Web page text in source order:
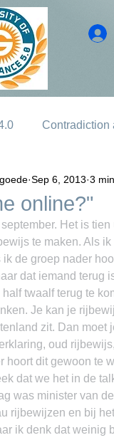
Contradiction
online?"
Sep 6, 2013 3
Het is
te maken. Als
ik de groep nader
dat iemand terug
half twaalf terug te
Je kan je
zit. Dan moet
oud
hoort dit gewoon te
dat we het in de
was minister van
rijbewijzen en bij
ik denk dat weinig